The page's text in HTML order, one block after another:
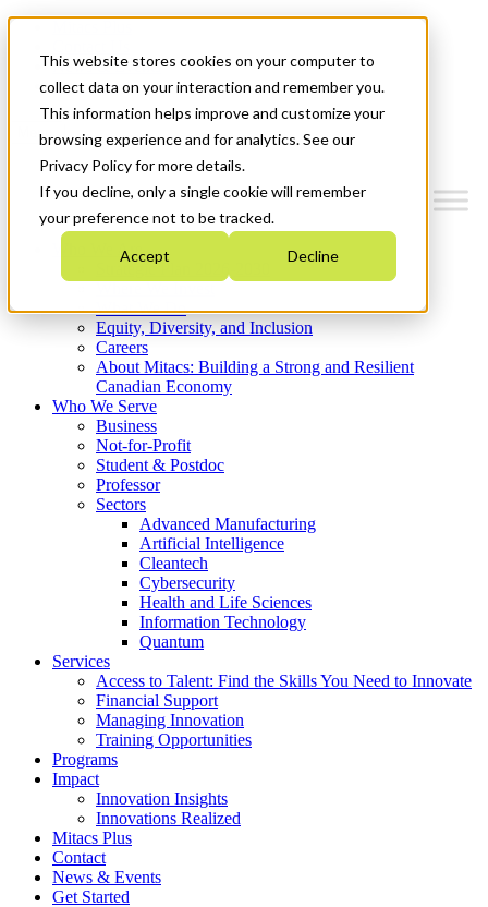
This website stores cookies on your computer to
collect data on your interaction and remember you.
This information helps improve and customize your
browsing experience and for analytics. See our
Privacy Policy for more details.
If you decline, only a single cookie will remember
your preference not to be tracked.
Accept Decline
News & Events
Get Started
Menu
Who We Are
Strategic Plan 2026-2030
What We Do
Equity, Diversity, and Inclusion
Careers
About Mitacs: Building a Strong and Resilient
Canadian Economy
Who We Serve
Business
Not-for-Profit
Student & Postdoc
Professor
Sectors
Advanced Manufacturing
Artificial Intelligence
Cleantech
Cybersecurity
Health and Life Sciences
Information Technology
Quantum
Services
Access to Talent: Find the Skills You Need to Innovate
Financial Support
Managing Innovation
Training Opportunities
Programs
Impact
Innovation Insights
Innovations Realized
Mitacs Plus
Contact
News & Events
Get Started